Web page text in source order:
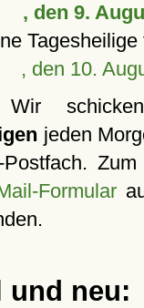
, den 9.
Tagesheilige
, den 10.
jeden
Postfach.
Formular
und neu: